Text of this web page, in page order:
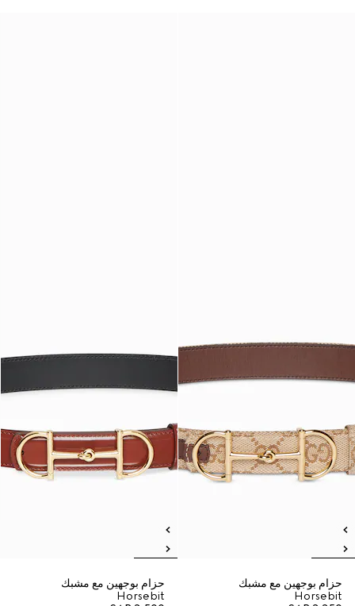
حزام بوجهين مع مشبك
Horsebit
حزام بوجهين مع مشبك
Horsebit